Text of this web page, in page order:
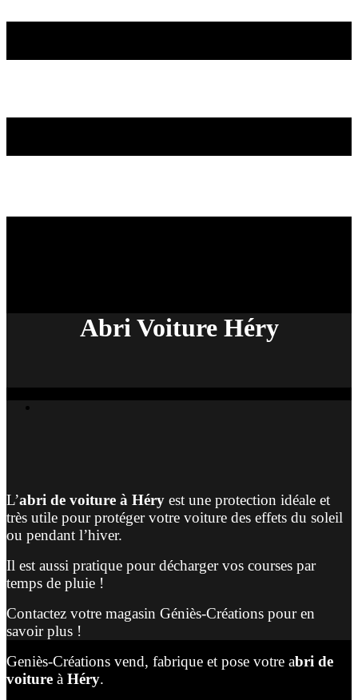
Abri Voiture Héry
L’abri de voiture à Héry est une protection idéale et
très utile pour protéger votre voiture des effets du soleil
ou pendant l’hiver.
Il est aussi pratique pour décharger vos courses par
temps de pluie !
Contactez votre magasin Géniès-Créations pour en
savoir plus !
Geniès-Créations vend, fabrique et pose votre abri de
voiture à Héry.